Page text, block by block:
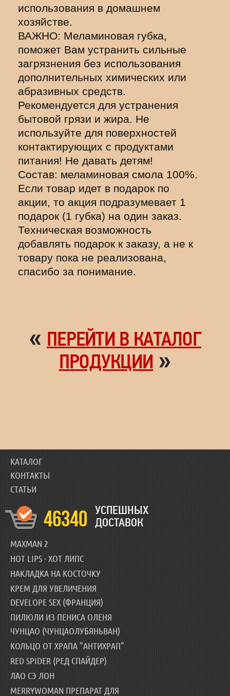
использования в домашнем
хозяйстве.
ВАЖНО: Меламиновая губка,
поможет Вам устранить сильные
загрязнения без использования
дополнительных химических или
абразивных средств.
Рекомендуется для устранения
бытовой грязи и жира. Не
используйте для поверхностей
контактирующих с продуктами
питания! Не давать детям!
Состав: меламиновая смола 100%.
Если товар идет в подарок по
акции, то акция подразумевает 1
подарок (1 губка) на один заказ.
Техническая возможность
добавлять подарок к заказу, а не к
товару пока не реализована,
спасибо за понимание.
« ПЕРЕЙТИ В КАТАЛОГ
ПРОДУКЦИИ »
КАТАЛОГ
КОНТАКТЫ
СТАТЬИ
46340
УСПЕШНЫХ
ДОСТАВОК
MAXMAN 2
HOT LIPS - ХОТ ЛИПС
НАКЛАДКА НА КОСТОЧКУ
КРЕМ ДЛЯ УВЕЛИЧЕНИЯ
DEVELOPE SEX (ФРАНЦИЯ)
ПИЛЮЛИ ИЗ ПЕНИСА ОЛЕНЯ
ЧУНЦАО (ЧУНЦАОЛУБЯНЬВАН)
КОЛЬЦО ОТ ХРАПА "АНТИХРАП"
RED SPIDER (РЕД СПАЙДЕР)
ЛАО СЭ ЛОН
MERRYWOMAN ПРЕПАРАТ ДЛЯ